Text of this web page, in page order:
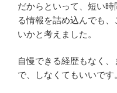
だからといって、短い
る情報を詰め込んでも
いかと考えました。
自慢できる経歴もなく
で、しなくてもいいです